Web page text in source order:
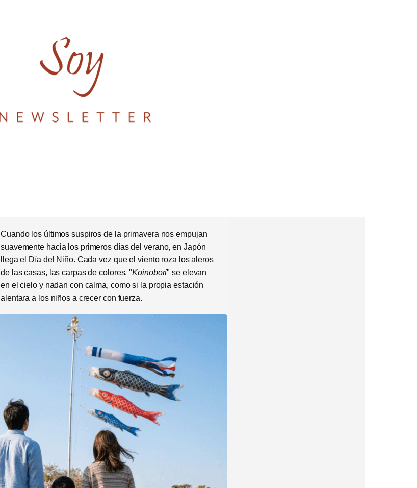
Cuando los últimos suspiros de la primavera nos empujan
suavemente hacia los primeros días del verano, en Japón
llega el Día del Niño. Cada vez que el viento roza los aleros
de las casas, las carpas de colores, "Koinobori" se elevan
en el cielo y nadan con calma, como si la propia estación
alentara a los niños a crecer con fuerza.